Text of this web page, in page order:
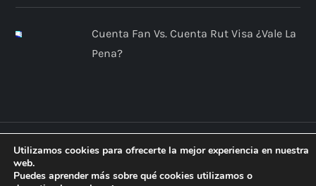
Cuenta Fan Vs. Cuenta Rut Visa ¿Vale La
Pena?
Utilizamos cookies para ofrecerte la mejor experiencia en nuestra
web.
Puedes aprender más sobre qué cookies utilizamos o